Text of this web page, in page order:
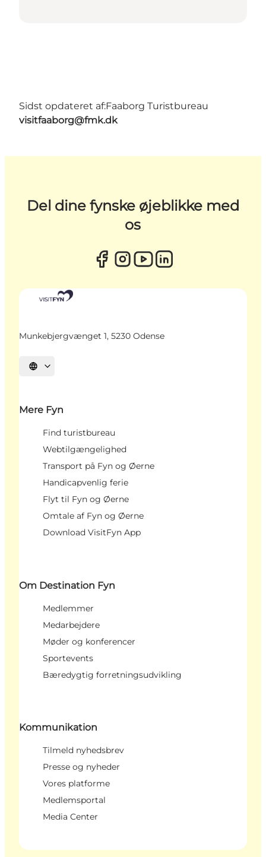
Sidst opdateret af:Faaborg Turistbureau
visitfaaborg@fmk.dk
Del dine fynske øjeblikke med
os
Munkebjergvænget 1, 5230 Odense
Vælg sprog
Mere Fyn
Find turistbureau
Webtilgængelighed
Transport på Fyn og Øerne
Handicapvenlig ferie
Flyt til Fyn og Øerne
Omtale af Fyn og Øerne
Download VisitFyn App
Om Destination Fyn
Medlemmer
Medarbejdere
Møder og konferencer
Sportevents
Bæredygtig forretningsudvikling
Kommunikation
Tilmeld nyhedsbrev
Presse og nyheder
Vores platforme
Medlemsportal
Media Center